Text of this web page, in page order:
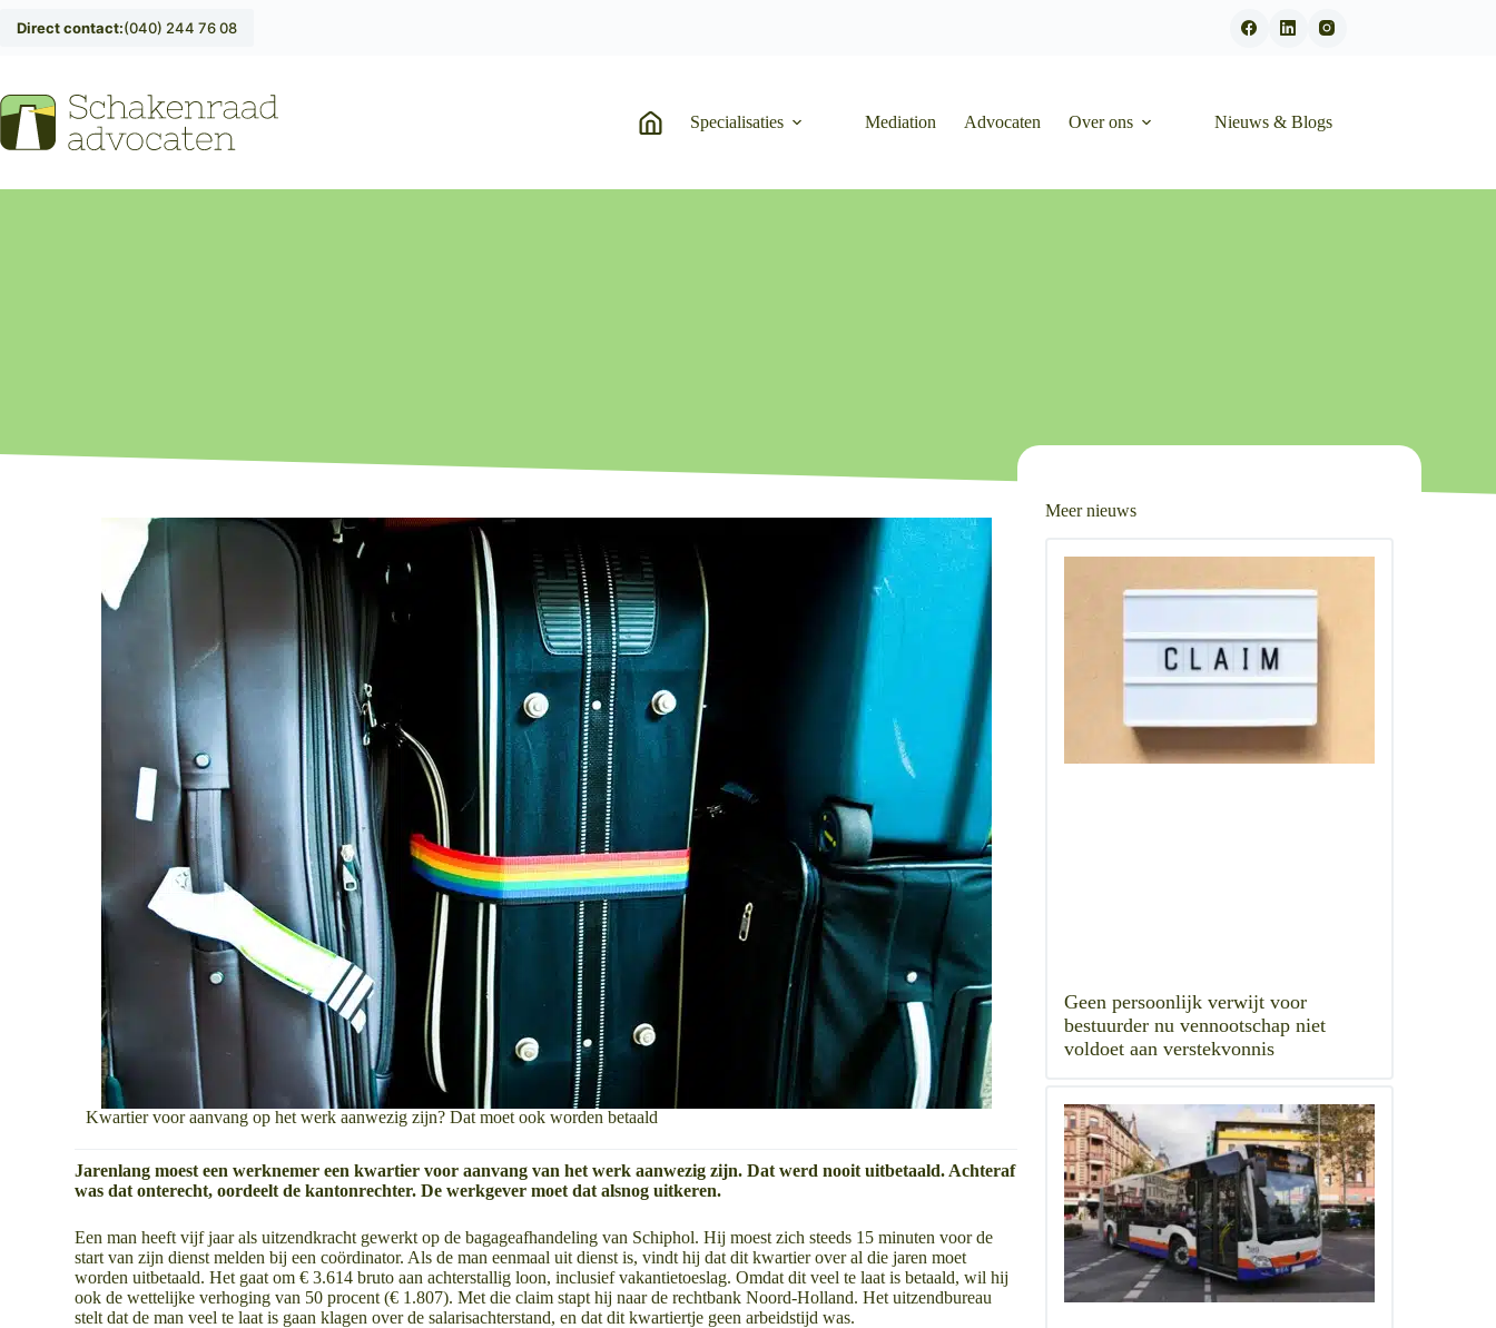
Direct contact:(040) 244 76 08
Specialisaties Mediation Advocaten Over ons Nieuws & Blogs
Kwartier voor aanvang op het werk aanwezig zijn? Dat moet ook worden betaald
Jarenlang moest een werknemer een kwartier voor aanvang van het werk aanwezig zijn. Dat werd nooit uitbetaald. Achteraf
was dat onterecht, oordeelt de kantonrechter. De werkgever moet dat alsnog uitkeren.
Een man heeft vijf jaar als uitzendkracht gewerkt op de bagageafhandeling van Schiphol. Hij moest zich steeds 15 minuten voor de
start van zijn dienst melden bij een coördinator. Als de man eenmaal uit dienst is, vindt hij dat dit kwartier over al die jaren moet
worden uitbetaald. Het gaat om € 3.614 bruto aan achterstallig loon, inclusief vakantietoeslag. Omdat dit veel te laat is betaald, wil hij
ook de wettelijke verhoging van 50 procent (€ 1.807). Met die claim stapt hij naar de rechtbank Noord-Holland. Het uitzendbureau
stelt dat de man veel te laat is gaan klagen over de salarisachterstand, en dat dit kwartiertje geen arbeidstijd was.
Meer nieuws
Geen persoonlijk verwijt voor
bestuurder nu vennootschap niet
voldoet aan verstekvonnis